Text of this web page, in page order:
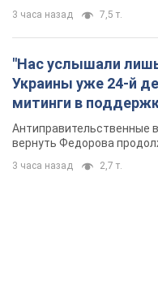
3 часа назад 7,5 т.
"Нас услышали
Украины уже 24-й
митинги в
Антиправительственные
вернуть Федорова
3 часа назад 2,7 т.